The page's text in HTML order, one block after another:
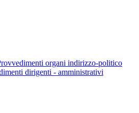
organi indirizzo-politico
dirigenti - amministrativi